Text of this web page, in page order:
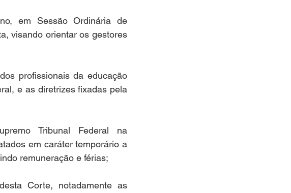
em Sessão Ordinária de
visando orientar os gestores
profissionais da educação
e as diretrizes fixadas pela
Tribunal Federal na
em caráter temporário a
remuneração e férias;
Corte, notadamente as